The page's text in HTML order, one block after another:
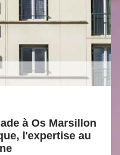
à Os Marsillon
l'expertise au